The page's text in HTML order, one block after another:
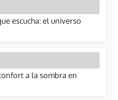
escucha: el universo
a la sombra en